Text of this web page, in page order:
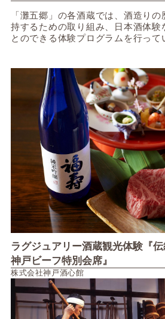
「灘五郷」の各酒蔵では、酒造り
持するための取り組み、日本酒体験
とのできる体験プログラムを行って
ラグジュアリー酒蔵観光体験『
神戸ビーフ特別会席』
株式会社神戸酒心館